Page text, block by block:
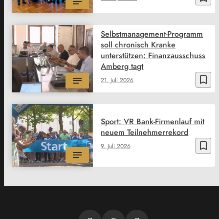
bookmark_border
21. Juli 2026
Selbstmanagement-Programm
soll chronisch Kranke
unterstützen: Finanzausschuss
Amberg tagt
bookmark_border
9. Juli 2026
Sport: VR Bank-Firmenlauf mit
neuem Teilnehmerrekord